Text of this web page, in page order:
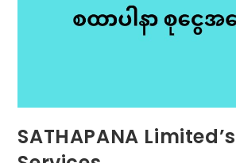
SATHAPANA